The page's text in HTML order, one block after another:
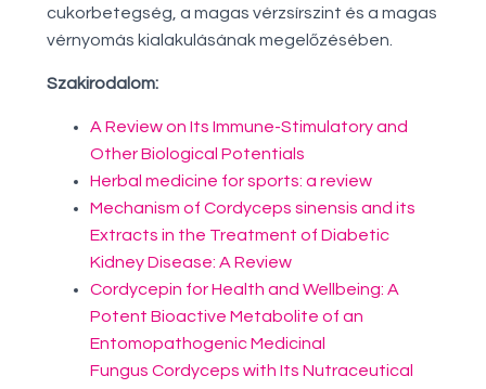
cukorbetegség, a magas vérzsírszint és a magas
vérnyomás kialakulásának megelőzésében.
Szakirodalom:
A Review on Its Immune-Stimulatory and
Other Biological Potentials
Herbal medicine for sports: a review
Mechanism of Cordyceps sinensis and its
Extracts in the Treatment of Diabetic
Kidney Disease: A Review
Cordycepin for Health and Wellbeing: A
Potent Bioactive Metabolite of an
Entomopathogenic Medicinal
FungusCordyceps with Its Nutraceutical